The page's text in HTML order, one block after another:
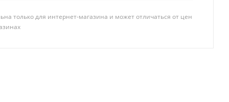
только для интернет-магазина и может отличаться от цен